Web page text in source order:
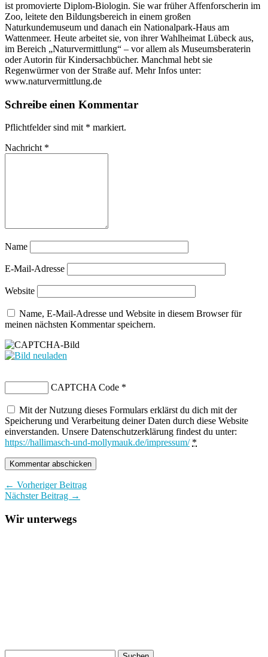
ist promovierte Diplom-Biologin. Sie war früher Affenforscherin im
Zoo, leitete den Bildungsbereich in einem großen
Naturkundemuseum und danach ein Nationalpark-Haus am
Wattenmeer. Heute arbeitet sie, von ihrer Wahlheimat Lübeck aus,
im Bereich „Naturvermittlung“ – vor allem als Museumsberaterin
oder Autorin für Kindersachbücher. Manchmal hebt sie
Regenwürmer von der Straße auf. Mehr Infos unter:
www.naturvermittlung.de
Schreibe einen Kommentar
Pflichtfelder sind mit * markiert.
Nachricht *
Name
E-Mail-Adresse
Website
Name, E-Mail-Adresse und Website in diesem Browser für
meinen nächsten Kommentar speichern.
CAPTCHA Code *
Mit der Nutzung dieses Formulars erklärst du dich mit der
Speicherung und Verarbeitung deiner Daten durch diese Website
einverstanden. Unsere Datenschutzerklärung findest du unter:
https://hallimasch-und-mollymauk.de/impressum/ *
← Vorheriger Beitrag
Nächster Beitrag →
Wir unterwegs